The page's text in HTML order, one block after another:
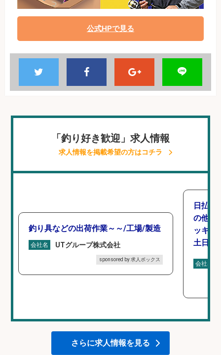
公式HPで見る
「釣り好き歓迎」求人情報
求人情報を掲載希望の方はコチラ
釣り具などの出荷作業～～/工場/製造
会社名 UTグループ株式会社
sponsored by 求人ボックス
日払い
の他/
ッキン
土日休
会社名
さらに求人情報を見る